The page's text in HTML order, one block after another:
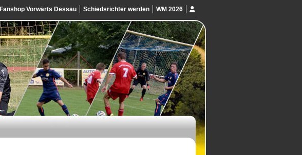
Fanshop Vorwärts Dessau Schiedsrichter werden WM 2026